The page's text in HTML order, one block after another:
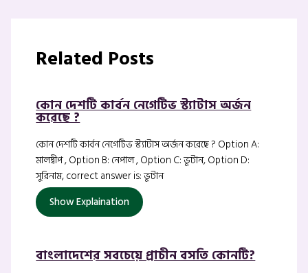
Related Posts
কোন দেশটি কার্বন নেগেটিভ স্ট্যাটাস অর্জন
করেছে ?
কোন দেশটি কার্বন নেগেটিভ স্ট্যাটাস অর্জন করেছে ? Option A:
মালদ্বীপ , Option B: নেপাল , Option C: ভূটান, Option D:
সুরিনাম, correct answer is: ভূটান
Show Explaination
বাংলাদেশের সবচেয়ে প্রাচীন বসতি কোনটি?